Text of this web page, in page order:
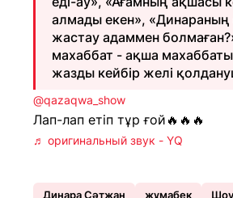
алмады екен», «Динараның
жастау адаммен
махаббат - ақша
жазды кейбір желі
@qazaqwa_show
Лап-лап етіп тұр ғой🔥🔥🔥
♬ оригинальный звук - YQ
Динара Сәтжан жұмабек